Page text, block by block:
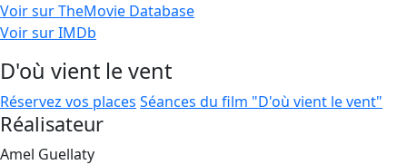
Voir sur TheMovie Database
Voir sur IMDb
D'où vient le vent
Réservez vos places Séances du film "D'où vient le vent"
Réalisateur
Amel Guellaty